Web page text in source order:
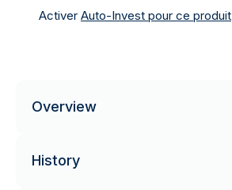
Activer Auto-Invest pour ce produit
Overview
History